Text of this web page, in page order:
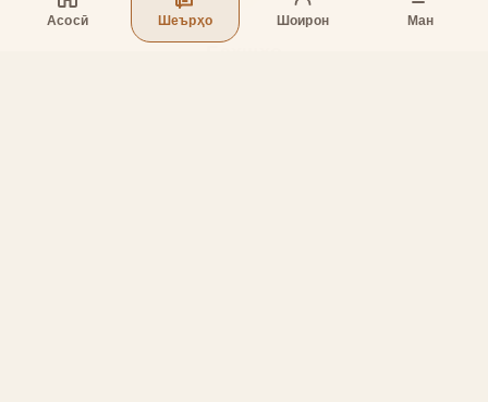
Асосӣ Шеърҳо Шоирон Ман